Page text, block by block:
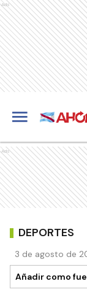
Ads
Ads
DEPORTES
3 de agosto de
Añadir como